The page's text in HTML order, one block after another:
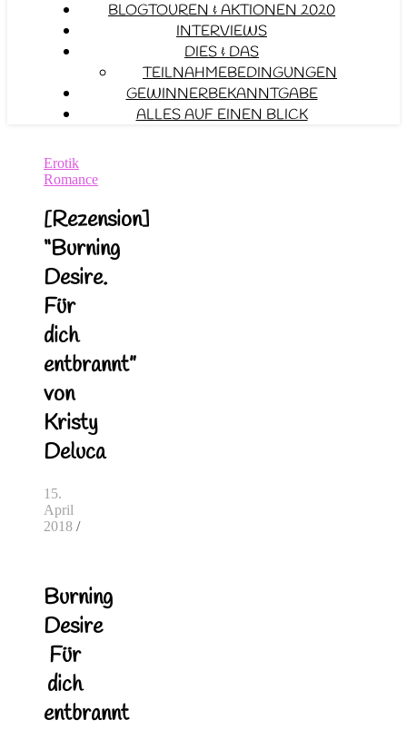
BLOGTOUREN & AKTIONEN 2020
INTERVIEWS
DIES & DAS
TEILNAHMEBEDINGUNGEN
GEWINNERBEKANNTGABE
ALLES AUF EINEN BLICK
Erotik
Romance
[Rezension]
“Burning
Desire.
Für
dich
entbrannt”
von
Kristy
Deluca
15.
April
2018 /
Burning
Desire
Für
dich
entbrannt